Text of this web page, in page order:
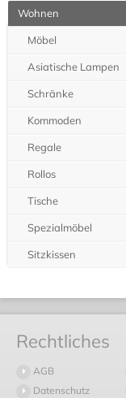
Wohnen
Möbel
Asiatische Lampen
Schränke
Kommoden
Regale
Rollos
Tische
Spezialmöbel
Sitzkissen
Rechtliches
AGB
Datenschutz